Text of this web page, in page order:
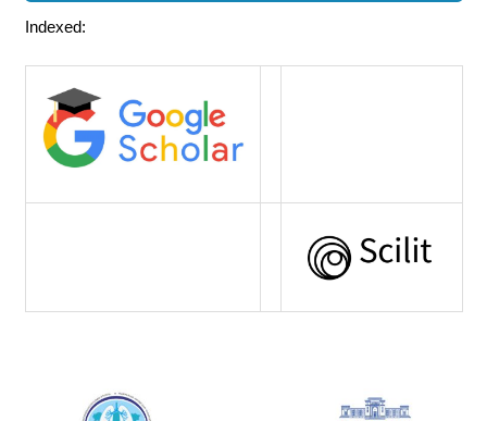
Indexed: